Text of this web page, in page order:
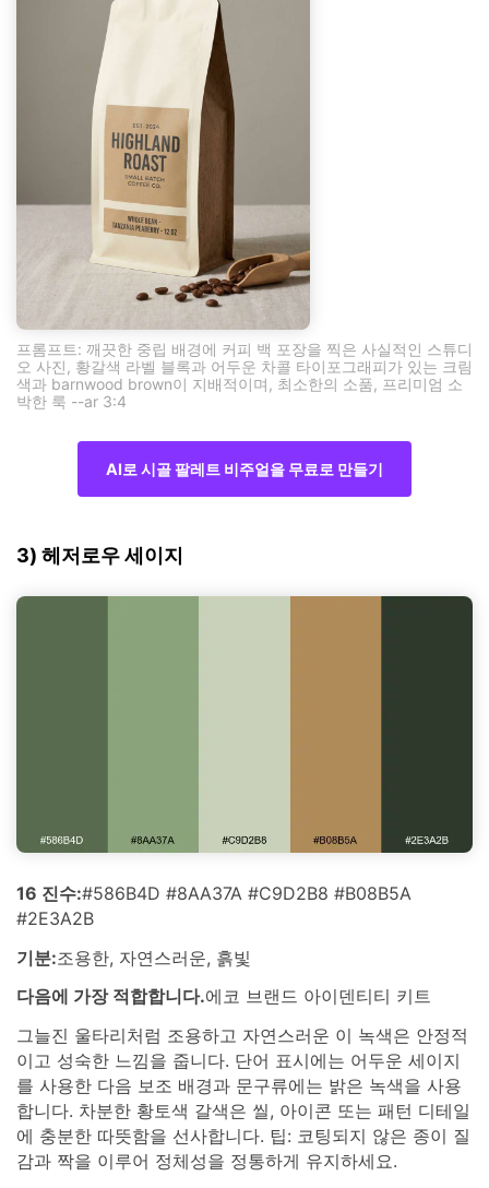
프롬프트: 깨끗한 중립 배경에 커피 백 포장을 찍은 사실적인 스튜디
오 사진, 황갈색 라벨 블록과 어두운 차콜 타이포그래피가 있는 크림
색과 barnwood brown이 지배적이며, 최소한의 소품, 프리미엄 소
박한 룩 --ar 3:4
AI로 시골 팔레트 비주얼을 무료로 만들기
3) 헤저로우 세이지
16 진수:#586B4D #8AA37A #C9D2B8 #B08B5A
#2E3A2B
기분:조용한, 자연스러운, 흙빛
다음에 가장 적합합니다.에코 브랜드 아이덴티티 키트
그늘진 울타리처럼 조용하고 자연스러운 이 녹색은 안정적
이고 성숙한 느낌을 줍니다. 단어 표시에는 어두운 세이지
를 사용한 다음 보조 배경과 문구류에는 밝은 녹색을 사용
합니다. 차분한 황토색 갈색은 씰, 아이콘 또는 패턴 디테일
에 충분한 따뜻함을 선사합니다. 팁: 코팅되지 않은 종이 질
감과 짝을 이루어 정체성을 정통하게 유지하세요.